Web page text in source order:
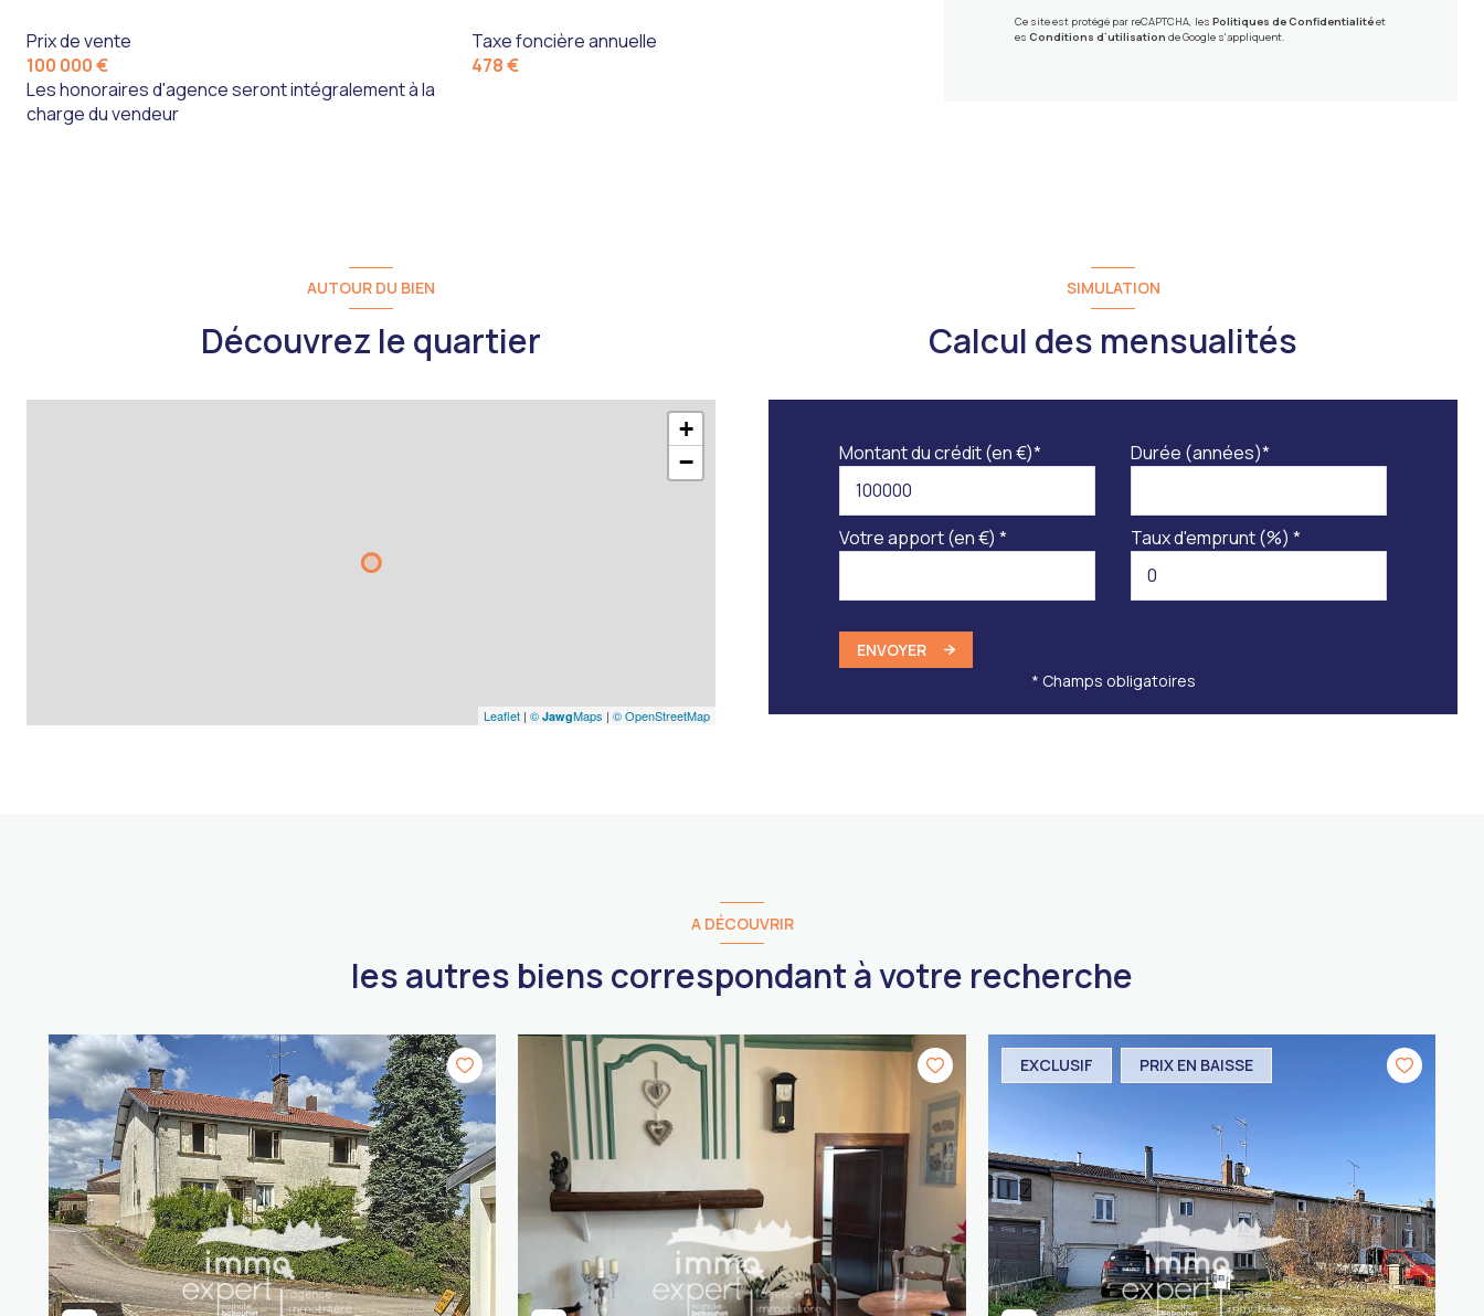
Prix de vente
100 000 €
Les honoraires d'agence seront intégralement à la
charge du vendeur
Taxe foncière annuelle
478 €
Ce site est protégé par reCAPTCHA, les Politiques de Confidentialitéet
es Conditions d'utilisation de Google s'appliquent.
AUTOUR DU BIEN
Découvrez le quartier
+
−
Leaflet | © JawgMaps | © OpenStreetMap
SIMULATION
Calcul des mensualités
Montant du crédit (en €)* Durée (années)*
Votre apport (en €) * Taux d'emprunt (%) *
ENVOYER
* Champs obligatoires
A DÉCOUVRIR
les autres biens correspondant à votre recherche
EXCLUSIF PRIX EN BAISSE